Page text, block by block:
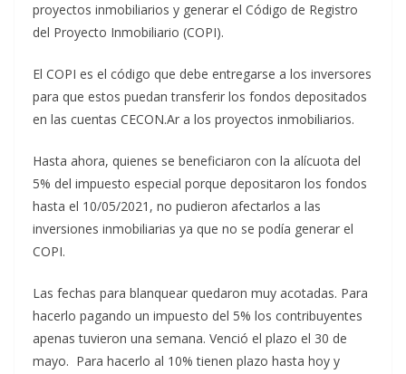
proyectos inmobiliarios y generar el Código de Registro
del Proyecto Inmobiliario (COPI).
El COPI es el código que debe entregarse a los inversores
para que estos puedan transferir los fondos depositados
en las cuentas CECON.Ar a los proyectos inmobiliarios.
Hasta ahora, quienes se beneficiaron con la alícuota del
5% del impuesto especial porque depositaron los fondos
hasta el 10/05/2021, no pudieron afectarlos a las
inversiones inmobiliarias ya que no se podía generar el
COPI.
Las fechas para blanquear quedaron muy acotadas. Para
hacerlo pagando un impuesto del 5% los contribuyentes
apenas tuvieron una semana. Venció el plazo el 30 de
mayo. Para hacerlo al 10% tienen plazo hasta hoy y